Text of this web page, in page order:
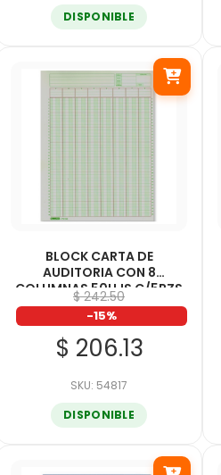
DISPONIBLE
BLOCK CARTA DE
AUDITORIA CON 8
COLUMNAS 50HJS C/5PZS
$ 242.50
-15%
$ 206.13
SKU: 54817
DISPONIBLE